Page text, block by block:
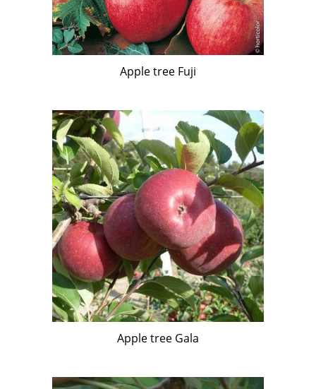
Apple tree Fuji
Apple tree Gala